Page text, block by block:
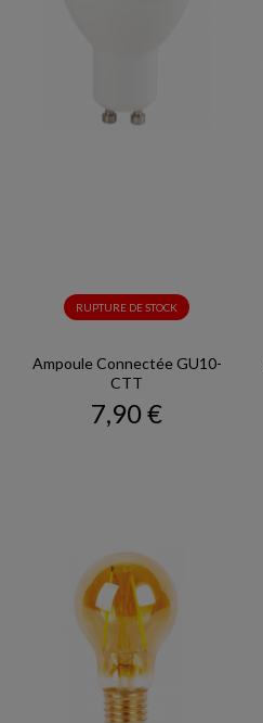
RUPTURE DE STOCK
Ampoule Connectée GU10-
CTT
Prix
7,90 €